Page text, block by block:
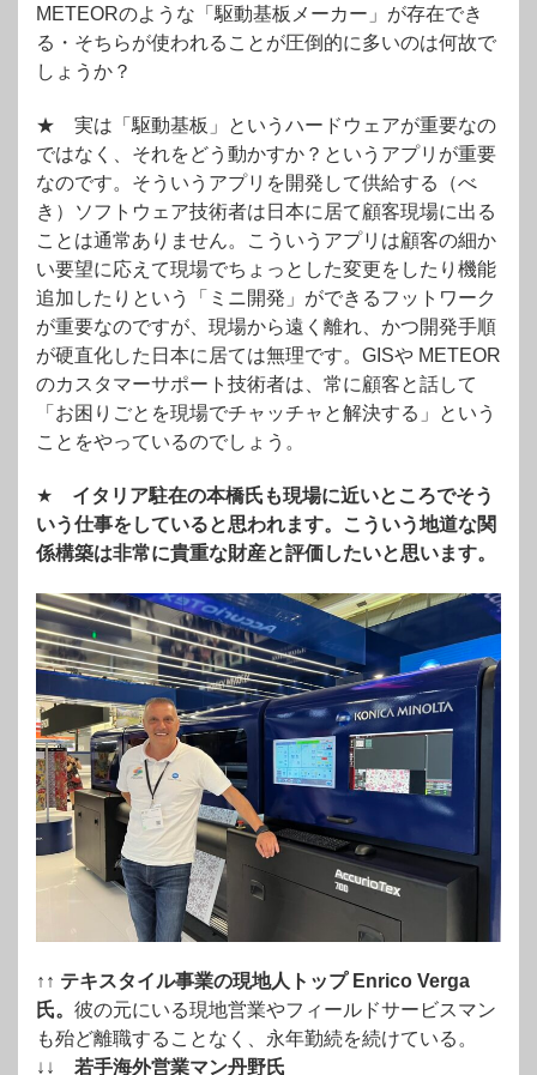
METEORのような「駆動基板メーカー」が存在でき
る・そちらが使われることが圧倒的に多いのは何故で
しょうか？
★ 実は「駆動基板」というハードウェアが重要なの
ではなく、それをどう動かすか？というアプリが重要
なのです。そういうアプリを開発して供給する（べ
き）ソフトウェア技術者は日本に居て顧客現場に出る
ことは通常ありません。こういうアプリは顧客の細か
い要望に応えて現場でちょっとした変更をしたり機能
追加したりという「ミニ開発」ができるフットワーク
が重要なのですが、現場から遠く離れ、かつ開発手順
が硬直化した日本に居ては無理です。GISや METEOR
のカスタマーサポート技術者は、常に顧客と話して
「お困りごとを現場でチャッチャと解決する」という
ことをやっているのでしょう。
★ イタリア駐在の本橋氏も現場に近いところでそう
いう仕事をしていると思われます。こういう地道な関
係構築は非常に貴重な財産と評価したいと思います。
↑↑ テキスタイル事業の現地人トップ Enrico Verga
氏。 彼の元にいる現地営業やフィールドサービスマン
も殆ど離職することなく、永年勤続を続けている。
↓↓ 若手海外営業マン丹野氏